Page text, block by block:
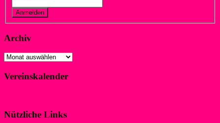
Archiv
Archiv
Vereinskalender
Nützliche Links